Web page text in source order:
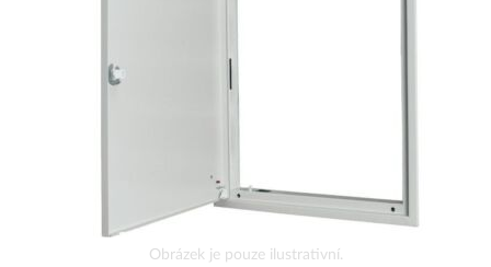
Obrázek je pouze ilustrativní.